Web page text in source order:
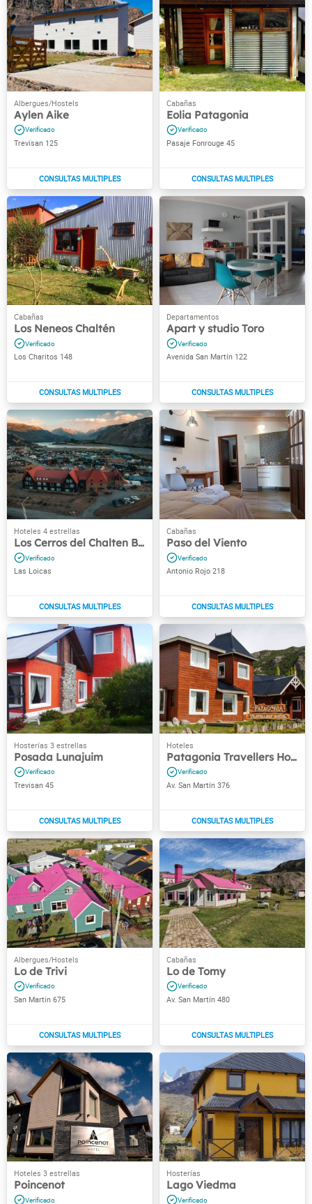
Aylen Aike
Trevisan 125
Eolia Patagonia
Pasaje Fonrouge 45
Los Neneos Chaltén
Los Charitos 148
Apart y studio Toro
Avenida San Martín 122
Los Cerros del Chalten Boutique Hotel
Las Loicas
Paso del Viento
Antonio Rojo 218
Posada Lunajuim
Trevisan 45
Patagonia Travellers Hostel
Av. San Martín 376
Lo de Trivi
San Martin 675
Lo de Tomy
Av. San Martín 480
Poincenot Lago Viedma